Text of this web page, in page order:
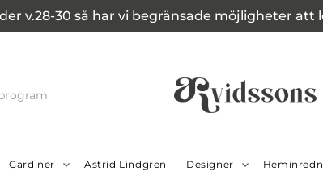
v.28-30 så har vi begränsade möjligheter
Gardiner Astrid Lindgren Designer